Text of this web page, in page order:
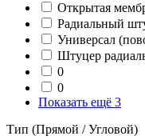
Открытая
Радиальный
Универсал
Штуцер
0
0
Показать ещё 3
Тип (Прямой / Угловой)